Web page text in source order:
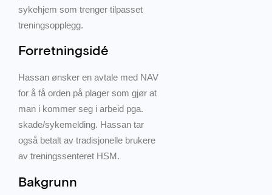
sykehjem som trenger tilpasset
treningsopplegg.
Forretningsidé
Hassan ønsker en avtale med NAV
for å få orden på plager som gjør at
man i kommer seg i arbeid pga.
skade/sykemelding. Hassan tar
også betalt av tradisjonelle brukere
av treningssenteret HSM.
Bakgrunn